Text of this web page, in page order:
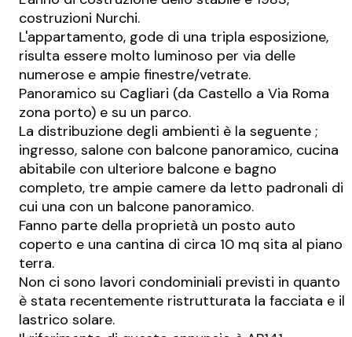
costruzioni Nurchi.
L'appartamento, gode di una tripla esposizione,
risulta essere molto luminoso per via delle
numerose e ampie finestre/vetrate.
Panoramico su Cagliari (da Castello a Via Roma
zona porto) e su un parco.
La distribuzione degli ambienti è la seguente ;
ingresso, salone con balcone panoramico, cucina
abitabile con ulteriore balcone e bagno
completo, tre ampie camere da letto padronali di
cui una con un balcone panoramico.
Fanno parte della proprietà un posto auto
coperto e una cantina di circa 10 mq sita al piano
terra.
Non ci sono lavori condominiali previsti in quanto
è stata recentemente ristrutturata la facciata e il
lastrico solare.